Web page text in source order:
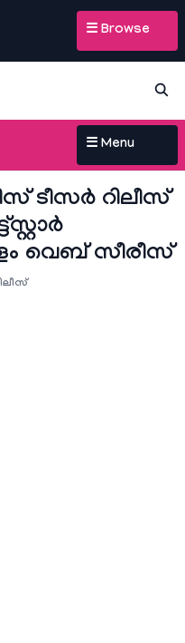
☰ Browse
☰ Menu
ടീസർ റിലീസ്
വെബ്‌ സീരീസ്